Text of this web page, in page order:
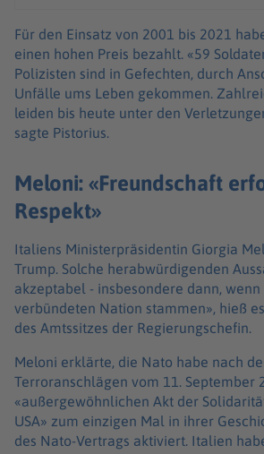
Für den Einsatz von 2001 bis 2021
einen hohen Preis bezahlt. «59
Polizisten sind in Gefechten, durch
Unfälle ums Leben gekommen.
leiden bis heute unter den
sagte Pistorius.
Meloni: «Freundschaft
Respekt»
Italiens Ministerpräsidentin Giorgia
Trump. Solche herabwürdigenden
akzeptabel - insbesondere dann,
verbündeten Nation stammen», hieß
des Amtssitzes der Regierungschefin.
Meloni erklärte, die Nato habe nach
Terroranschlägen vom 11. September
«außergewöhnlichen Akt der
USA» zum einzigen Mal in ihrer
des Nato-Vertrags aktiviert. Italien